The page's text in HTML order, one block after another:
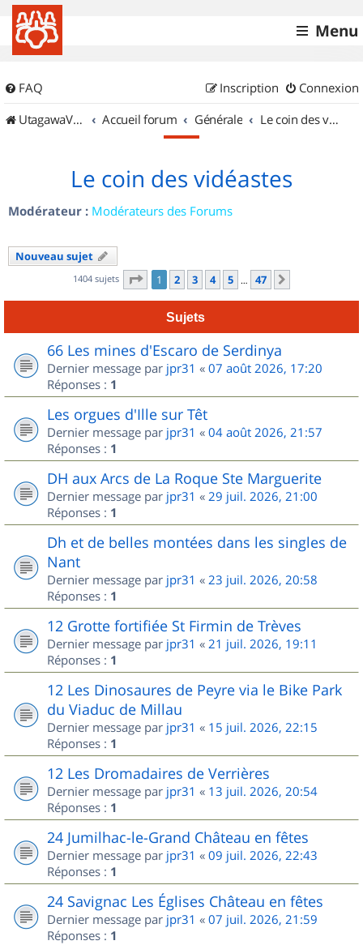
Menu
FAQ Connexion
Inscription
UtagawaVTT (Randos VTT et VTTAE avec traces GPS)
Accueil forum Générale Le coin des vidéastes
Le coin des vidéastes
Modérateur : Modérateurs des Forums
Nouveau sujet
1404 sujets Page 1sur
1 2 3 4 5 … 47
Sujets
66 Les mines d'Escaro de Serdinya
Dernier message par jpr31 « 07 août 2026, 17:20
Réponses : 1
Les orgues d'Ille sur Têt
Dernier message par jpr31 « 04 août 2026, 21:57
Réponses : 1
DH aux Arcs de La Roque Ste Marguerite
Dernier message par jpr31 « 29 juil. 2026, 21:00
Réponses : 1
Dh et de belles montées dans les singles de
Nant
Dernier message par jpr31 « 23 juil. 2026, 20:58
Réponses : 1
12 Grotte fortifiée St Firmin de Trèves
Dernier message par jpr31 « 21 juil. 2026, 19:11
Réponses : 1
12 Les Dinosaures de Peyre via le Bike Park
du Viaduc de Millau
Dernier message par jpr31 « 15 juil. 2026, 22:15
Réponses : 1
12 Les Dromadaires de Verrières
Dernier message par jpr31 « 13 juil. 2026, 20:54
Réponses : 1
24 Jumilhac-le-Grand Château en fêtes
Dernier message par jpr31 « 09 juil. 2026, 22:43
Réponses : 1
24 Savignac Les Églises Château en fêtes
Dernier message par jpr31 « 07 juil. 2026, 21:59
Réponses : 1